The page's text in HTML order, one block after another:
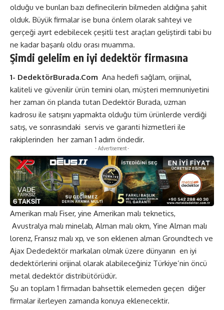
olduğu ve bunları bazı definecilerin bilmeden aldığına şahit
olduk. Büyük firmalar ise buna önlem olarak sahteyi ve
gerçeği ayırt edebilecek çeşitli test araçları geliştirdi tabi bu
ne kadar başarılı oldu orası muamma.
Şimdi gelelim en iyi dedektör firmasına
1- DedektörBurada.Com Ana hedefi sağlam, orijinal,
kaliteli ve güvenilir ürün temini olan, müşteri memnuniyetini
her zaman ön planda tutan Dedektör Burada, uzman
kadrosu ile satışını yapmakta olduğu tüm ürünlerde verdiği
satış, ve sonrasındaki servis ve garanti hizmetleri ile
rakiplerinden her zaman 1 adım öndedir.
- Advertisement -
Amerikan malı Fiser, yine Amerikan malı teknetics,
Avustralya malı minelab, Alman malı okm, Yine Alman malı
lorenz, Fransız malı xp, ve son eklenen alman Groundtech ve
Ajax Dededektör markaları olmak üzere dünyanın en iyi
dedektörlerini orijinal olarak alabileceğiniz Türkiye’nin öncü
metal dedektör distribütörüdür.
Şu an toplam 1 firmadan bahsettik elemeden geçen diğer
firmalar ilerleyen zamanda konuya eklenecektir.